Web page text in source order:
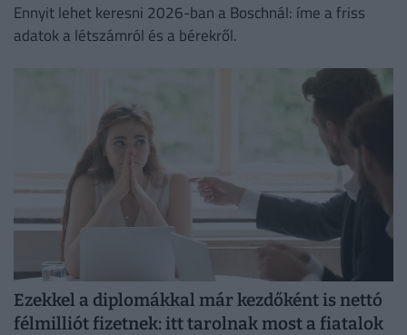
Ennyit lehet keresni 2026-ban a Boschnál: íme a friss
adatok a létszámról és a bérekről.
Ezekkel a diplomákkal már kezdőként is nettó
félmilliót fizetnek: itt tarolnak most a fiatalok